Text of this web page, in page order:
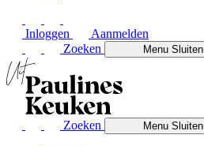
Inloggen
Aanmelden
Zoeken
MenuSluiten
Zoeken MenuSluiten